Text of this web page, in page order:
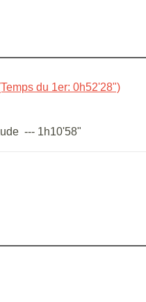
du 1er: 0h52'28")
--- 1h10'58"